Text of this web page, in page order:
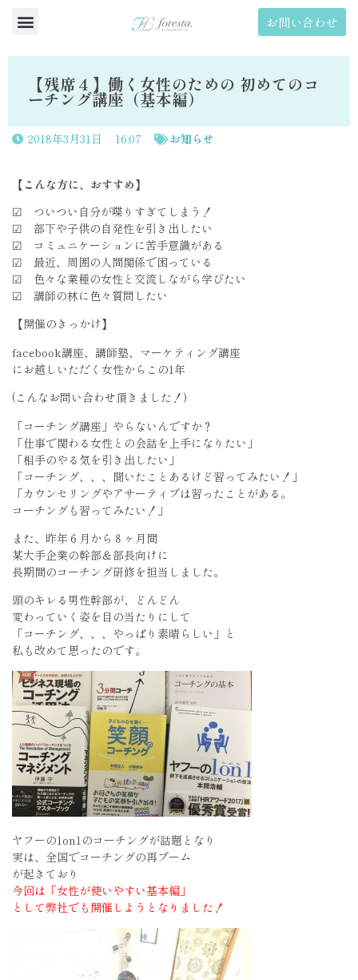
お問い合わせ
【残席４】働く女性のための 初めてのコ
ーチング講座（基本編）
2018年3月31日 16:07 お知らせ
【こんな方に、おすすめ】
☑︎ ついつい自分が喋りすぎてしまう！
☑︎ 部下や子供の自発性を引き出したい
☑︎ コミュニケーションに苦手意識がある
☑︎ 最近、周囲の人間関係で困っている
☑︎ 色々な業種の女性と交流しながら学びたい
☑︎ 講師の林に色々質問したい
【開催のきっかけ】
facebook講座、講師塾、マーケティング講座
にお越しいただく女性からこの1年
(こんなお問い合わせ頂きました！)
「コーチング講座」やらないんですか？
「仕事で関わる女性との会話を上手になりたい」
「相手のやる気を引き出したい」
「コーチング、、、聞いたことあるけど習ってみたい！」
「カウンセリングやアサーティブは習ったことがある。
コーチングも習ってみたい！」
また、昨年６月から８ヶ月間
某大手企業の幹部＆部長向けに
長期間のコーチング研修を担当しました。
頭のキレる男性幹部が、どんどん
変わっていく姿を目の当たりにして
「コーチング、、、やっぱり素晴らしい」と
私も改めて思ったのです。
ヤフーの1on1のコーチングが話題となり
実は、全国でコーチングの再ブーム
が起きており
今回は「女性が使いやすい基本編」
として弊社でも開催しようとなりました！